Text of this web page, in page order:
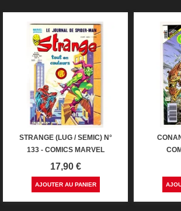
STRANGE (LUG / SEMIC) N°
133 - COMICS MARVEL
Prix
17,90 €
AJOUTER AU PANIER